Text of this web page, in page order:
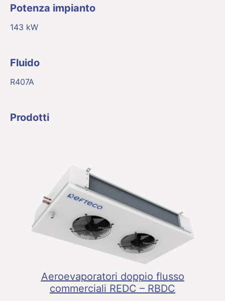
Potenza impianto
143 kW
Fluido
R407A
Prodotti
Aeroevaporatori doppio flusso
commerciali REDC – RBDC